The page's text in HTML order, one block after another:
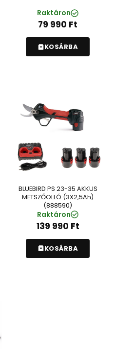
Raktáron
79 990 Ft
KOSÁRBA
BLUEBIRD PS 23-35 AKKUS
METSZŐOLLÓ (3X2,5Ah)
(888590)
Raktáron
139 990 Ft
KOSÁRBA